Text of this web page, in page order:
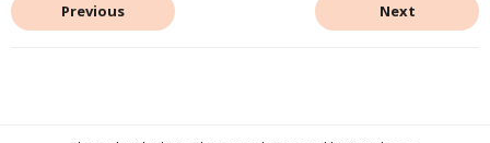
Previous Next